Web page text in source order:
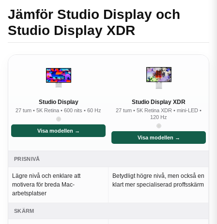
Jämför Studio Display och
Studio Display XDR
Studio Display
27 tum • 5K Retina • 600 nits • 60 Hz
Visa modellen →
Studio Display XDR
27 tum • 5K Retina XDR • mini-LED •
120 Hz
Visa modellen →
PRISNIVÅ
Lägre nivå och enklare att
motivera för breda Mac-
arbetsplatser
Betydligt högre nivå, men också en
klart mer specialiserad proffsskärm
SKÄRM